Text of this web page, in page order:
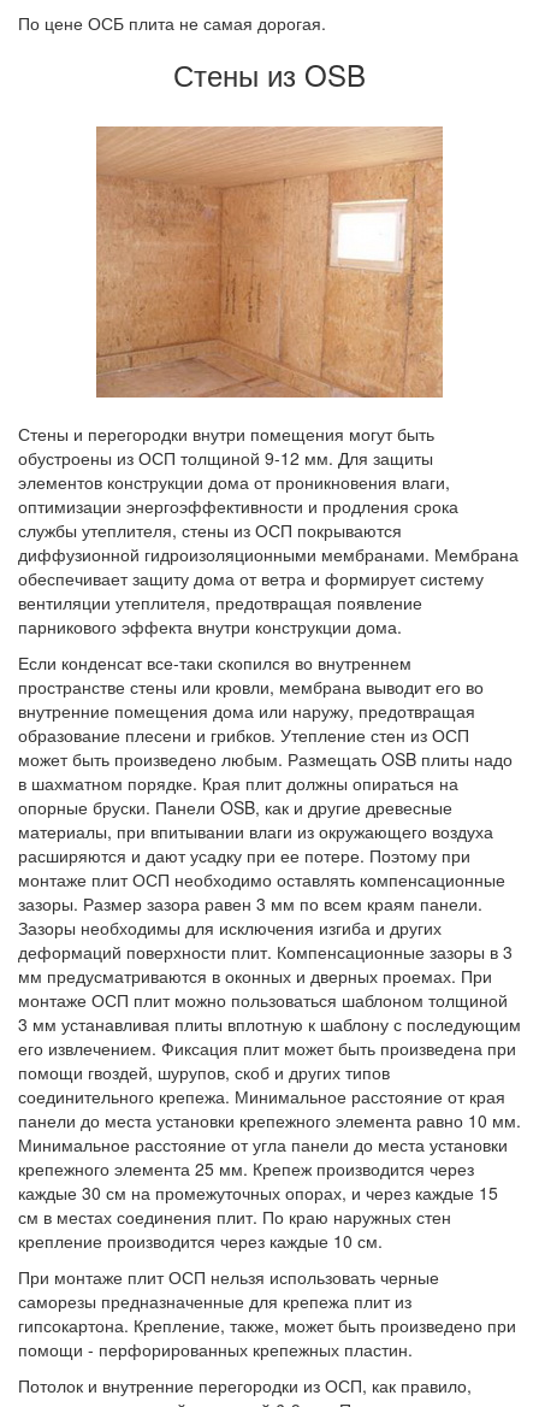
По цене ОСБ плита не самая дорогая.
Стены из OSB
Стены и перегородки внутри помещения могут быть
обустроены из ОСП толщиной 9-12 мм. Для защиты
элементов конструкции дома от проникновения влаги,
оптимизации энергоэффективности и продления срока
службы утеплителя, стены из ОСП покрываются
диффузионной гидроизоляционными мембранами. Мембрана
обеспечивает защиту дома от ветра и формирует систему
вентиляции утеплителя, предотвращая появление
парникового эффекта внутри конструкции дома.
Если конденсат все-таки скопился во внутреннем
пространстве стены или кровли, мембрана выводит его во
внутренние помещения дома или наружу, предотвращая
образование плесени и грибков. Утепление стен из ОСП
может быть произведено любым. Размещать OSB плиты надо
в шахматном порядке. Края плит должны опираться на
опорные бруски. Панели OSB, как и другие древесные
материалы, при впитывании влаги из окружающего воздуха
расширяются и дают усадку при ее потере. Поэтому при
монтаже плит ОСП необходимо оставлять компенсационные
зазоры. Размер зазора равен 3 мм по всем краям панели.
Зазоры необходимы для исключения изгиба и других
деформаций поверхности плит. Компенсационные зазоры в 3
мм предусматриваются в оконных и дверных проемах. При
монтаже ОСП плит можно пользоваться шаблоном толщиной
3 мм устанавливая плиты вплотную к шаблону с последующим
его извлечением. Фиксация плит может быть произведена при
помощи гвоздей, шурупов, скоб и других типов
соединительного крепежа. Минимальное расстояние от края
панели до места установки крепежного элемента равно 10 мм.
Минимальное расстояние от угла панели до места установки
крепежного элемента 25 мм. Крепеж производится через
каждые 30 см на промежуточных опорах, и через каждые 15
см в местах соединения плит. По краю наружных стен
крепление производится через каждые 10 см.
При монтаже плит ОСП нельзя использовать черные
саморезы предназначенные для крепежа плит из
гипсокартона. Крепление, также, может быть произведено при
помощи - перфорированных крепежных пластин.
Потолок и внутренние перегородки из ОСП, как правило,